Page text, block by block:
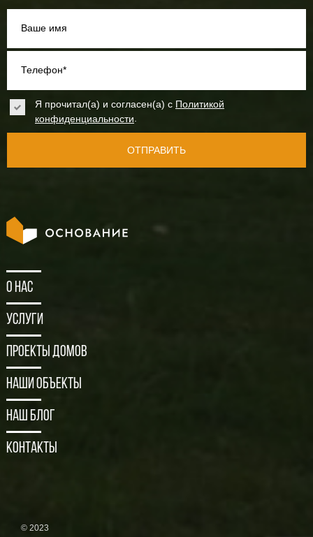
Ваше имя
Телефон*
Я прочитал(а) и согласен(а) с Политикой
конфиденциальности.
ОТПРАВИТЬ
О нас
Услуги
Проекты домов
Наши объекты
Наш блог
Контакты
© 2023